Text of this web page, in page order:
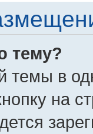
тему?
темы в
на